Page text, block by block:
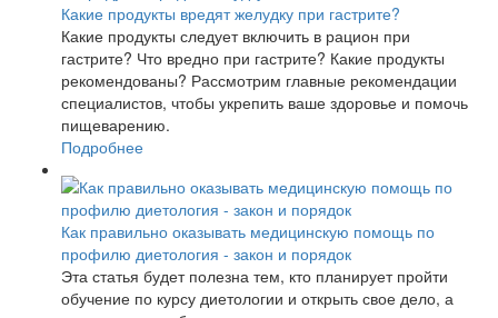
Какие продукты вредят желудку при гастрите?
Какие продукты следует включить в рацион при
гастрите? Что вредно при гастрите? Какие продукты
рекомендованы? Рассмотрим главные рекомендации
специалистов, чтобы укрепить ваше здоровье и помочь
пищеварению.
Подробнее
Как правильно оказывать медицинскую помощь по
профилю диетология - закон и порядок
Эта статья будет полезна тем, кто планирует пройти
обучение по курсу диетологии и открыть свое дело, а